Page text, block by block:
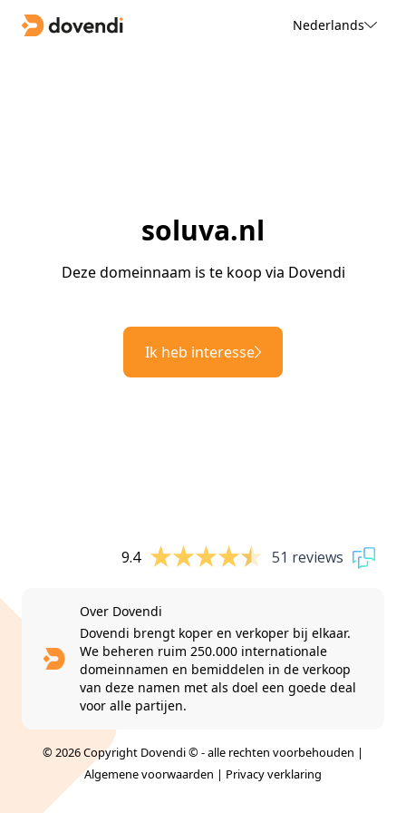
Nederlands
soluva.nl
Deze domeinnaam is te koop via Dovendi
Ik heb interesse
9.4 51 reviews
Over Dovendi
Dovendi brengt koper en verkoper bij elkaar.
We beheren ruim 250.000 internationale
domeinnamen en bemiddelen in de verkoop
van deze namen met als doel een goede deal
voor alle partijen.
© 2026 Copyright Dovendi © - alle rechten voorbehouden |
Algemene voorwaarden | Privacy verklaring